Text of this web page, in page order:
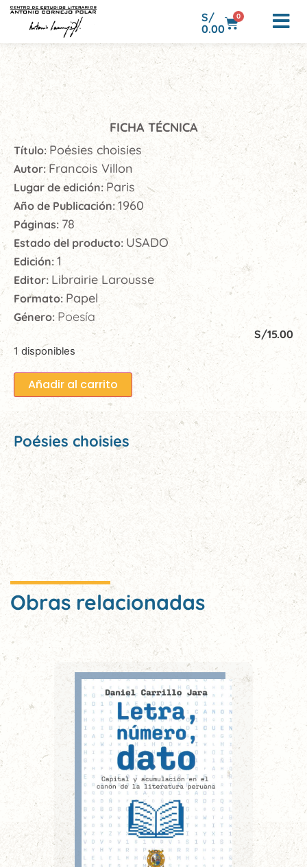
S/
0.00
0
FICHA TÉCNICA
Título: Poésies choisies
Autor: Francois Villon
Lugar de edición: Paris
Año de Publicación:1960
Páginas: 78
Estado del producto: USADO
Edición: 1
Editor: Librairie Larousse
Formato: Papel
Género: Poesía
S/15.00
1 disponibles
Añadir al carrito
Poésies choisies
Obras relacionadas